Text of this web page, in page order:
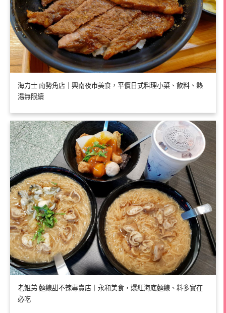
海力士 南勢角店｜興南夜市美食，平價日式料理小菜、飲料、熱
湯無限續
老姐弟 麵線甜不辣專賣店｜永和美食，爆紅海底麵線、料多實在
必吃